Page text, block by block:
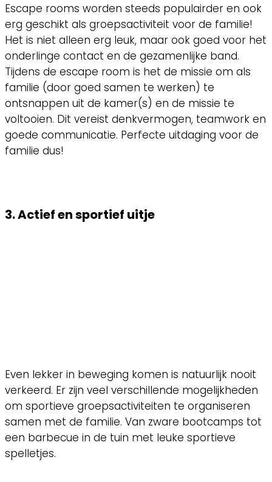
Escape rooms worden steeds populairder en ook
erg geschikt als groepsactiviteit voor de familie!
Het is niet alleen erg leuk, maar ook goed voor het
onderlinge contact en de gezamenlijke band.
Tijdens de escape room is het de missie om als
familie (door goed samen te werken) te
ontsnappen uit de kamer(s) en de missie te
voltooien. Dit vereist denkvermogen, teamwork en
goede communicatie. Perfecte uitdaging voor de
familie dus!
3. Actief en sportief uitje
Even lekker in beweging komen is natuurlijk nooit
verkeerd. Er zijn veel verschillende mogelijkheden
om sportieve groepsactiviteiten te organiseren
samen met de familie. Van zware bootcamps tot
een barbecue in de tuin met leuke sportieve
spelletjes.